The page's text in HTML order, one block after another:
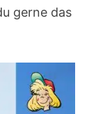
gerne das